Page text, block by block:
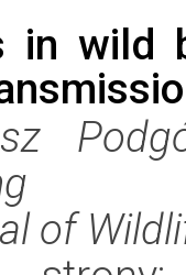
in wild
of